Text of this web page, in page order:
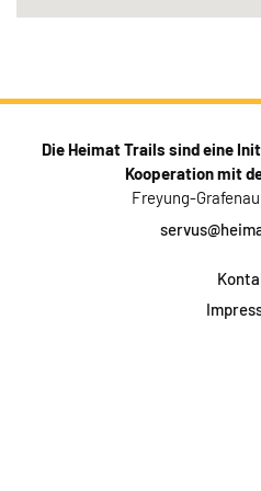
Die Heimat Trails sind eine
Kooperation mit
Freyung-